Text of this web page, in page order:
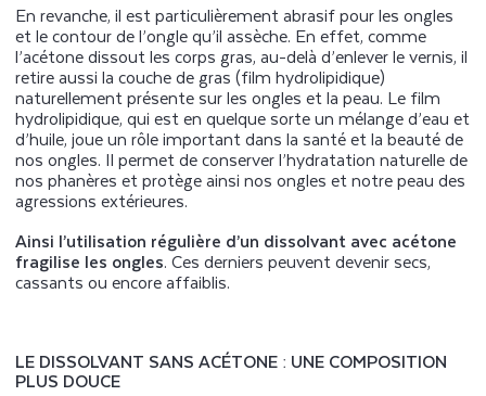
En revanche, il est particulièrement abrasif pour les ongles
et le contour de l’ongle qu’il assèche. En effet, comme
l’acétone dissout les corps gras, au-delà d’enlever le vernis, il
retire aussi la couche de gras (film hydrolipidique)
naturellement présente sur les ongles et la peau. Le film
hydrolipidique, qui est en quelque sorte un mélange d’eau et
d’huile, joue un rôle important dans la santé et la beauté de
nos ongles. Il permet de conserver l’hydratation naturelle de
nos phanères et protège ainsi nos ongles et notre peau des
agressions extérieures.
Ainsi l’utilisation régulière d’un dissolvant avec acétone
fragilise les ongles. Ces derniers peuvent devenir secs,
cassants ou encore affaiblis.
LE DISSOLVANT SANS ACÉTONE : UNE COMPOSITION
PLUS DOUCE